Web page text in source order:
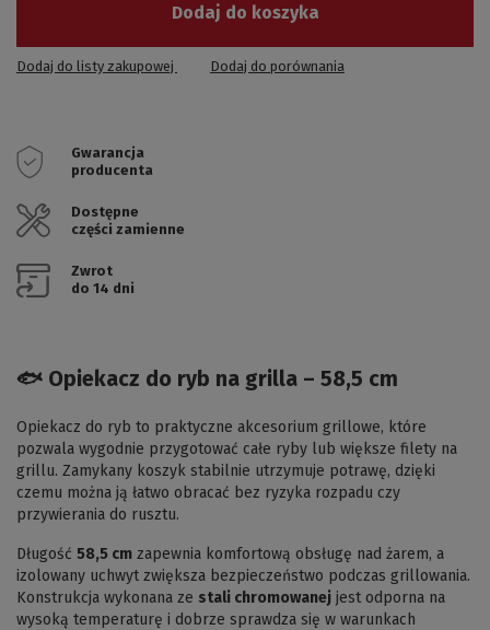
Dodaj do koszyka
Dodaj do listy zakupowej Dodaj do porównania
Gwarancja
producenta
Dostępne
części zamienne
Zwrot
do 14 dni
🐟 Opiekacz do ryb na grilla – 58,5 cm
Opiekacz do ryb to praktyczne akcesorium grillowe, które
pozwala wygodnie przygotować całe ryby lub większe filety na
grillu. Zamykany koszyk stabilnie utrzymuje potrawę, dzięki
czemu można ją łatwo obracać bez ryzyka rozpadu czy
przywierania do rusztu.
Długość 58,5 cm zapewnia komfortową obsługę nad żarem, a
izolowany uchwyt zwiększa bezpieczeństwo podczas grillowania.
Konstrukcja wykonana ze stali chromowanej jest odporna na
wysoką temperaturę i dobrze sprawdza się w warunkach